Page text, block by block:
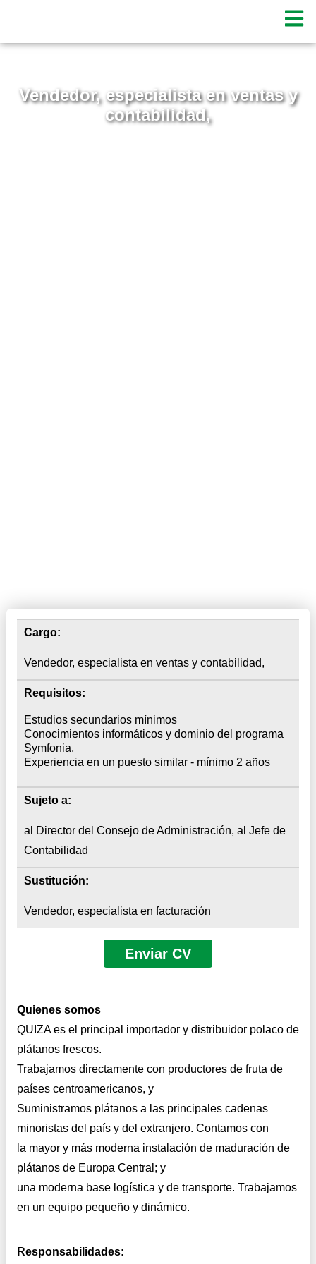
Vendedor, especialista en ventas y
contabilidad,
Cargo:
Vendedor, especialista en ventas y contabilidad,
Requisitos:
Estudios secundarios mínimos
Conocimientos informáticos y dominio del programa
Symfonia,
Experiencia en un puesto similar - mínimo 2 años
Sujeto a:
al Director del Consejo de Administración, al Jefe de
Contabilidad
Sustitución:
Vendedor, especialista en facturación
Enviar CV
Quienes somos
QUIZA es el principal importador y distribuidor polaco de
plátanos frescos.
Trabajamos directamente con productores de fruta de
países centroamericanos, y
Suministramos plátanos a las principales cadenas
minoristas del país y del extranjero. Contamos con
la mayor y más moderna instalación de maduración de
plátanos de Europa Central; y
una moderna base logística y de transporte. Trabajamos
en un equipo pequeño y dinámico.
Responsabilidades: